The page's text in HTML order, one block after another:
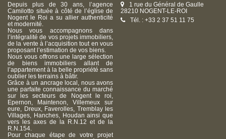
Depuis plus de 30 ans, l’agence
Camilotto située à côté de l’église de
Nogent le Roi a su allier authenticité
et modernité.
Nous vous accompagnons dans
l’intégralité de vos projets immobiliers,
de la vente à l’acquisition tout en vous
proposant l’estimation de vos biens.
Nous vous offrons une large sélection
de biens immobiliers allant de
l’appartement à la belle propriété sans
oublier les terrains à bâtir.
Grâce à un ancrage local, nous avons
une parfaite connaissance du marché
sur les secteurs de Nogent le roi,
Epernon, Maintenon, Villemeux sur
eure, Dreux, Faverolles, Tremblay les
Villages, Hanches, Houdan ainsi que
vers les axes de la R.N.12 et de la
R.N.154.
Pour chaque étape de votre projet
1 rue du Général de Gaulle
28210 NOGENT-LE-ROI
Tél. : +33 2 37 51 11 75